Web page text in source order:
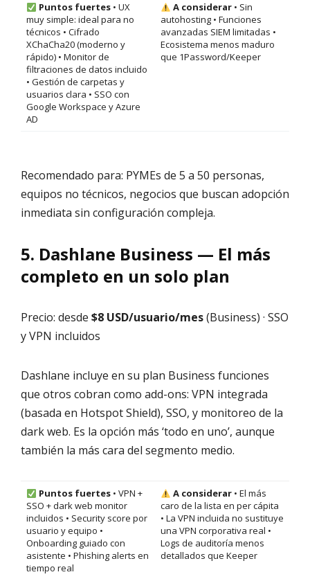
Puntos fuertes• UX
muy simple: ideal para no
técnicos • Cifrado
XChaCha20 (moderno y
rápido) • Monitor de
filtraciones de datos incluido
• Gestión de carpetas y
usuarios clara • SSO con
Google Workspace y Azure
AD
A considerar• Sin
autohosting • Funciones
avanzadas SIEM limitadas •
Ecosistema menos maduro
que 1Password/Keeper
Recomendado para: PYMEs de 5 a 50 personas,
equipos no técnicos, negocios que buscan adopción
inmediata sin configuración compleja.
5. Dashlane Business — El más
completo en un solo plan
Precio: desde $8 USD/usuario/mes(Business) · SSO
y VPN incluidos
Dashlane incluye en su plan Business funciones
que otros cobran como add-ons: VPN integrada
(basada en Hotspot Shield), SSO, y monitoreo de la
dark web. Es la opción más ‘todo en uno’, aunque
también la más cara del segmento medio.
Puntos fuertes• VPN +
SSO + dark web monitor
incluidos • Security score por
usuario y equipo •
Onboarding guiado con
asistente • Phishing alerts en
tiempo real
A considerar• El más
caro de la lista en per cápita
• La VPN incluida no sustituye
una VPN corporativa real •
Logs de auditoría menos
detallados que Keeper